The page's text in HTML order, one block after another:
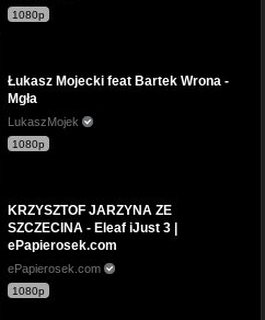
1080p
Łukasz Mojecki feat Bartek Wrona -
Mgła
LukaszMojek
1080p
KRZYSZTOF JARZYNA ZE
SZCZECINA - Eleaf iJust 3 |
ePapierosek.com
ePapierosek.com
1080p